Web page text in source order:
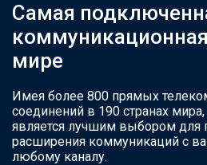
Самая
мире
Имея более 800 прямых
соединений в 190 странах
является лучшим выбором для
расширения коммуникаций с
любому каналу.